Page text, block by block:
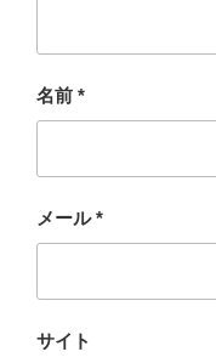
名前 *
メール*
サイト